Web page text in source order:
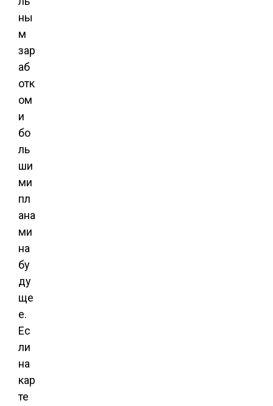
ны
м
зар
аб
отк
ом
и
бо
ль
ши
ми
пл
ана
ми
на
бу
ду
ще
е.
Ес
ли
на
кар
те